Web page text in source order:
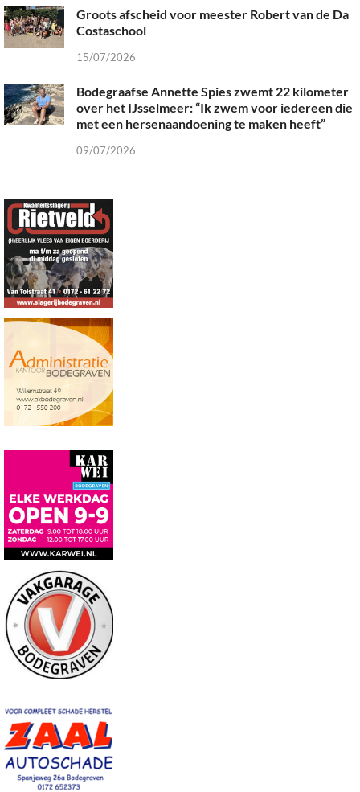
Groots afscheid voor meester Robert van de Da
Costaschool
15/07/2026
Bodegraafse Annette Spies zwemt 22 kilometer
over het IJsselmeer: “Ik zwem voor iedereen die
met een hersenaandoening te maken heeft”
09/07/2026